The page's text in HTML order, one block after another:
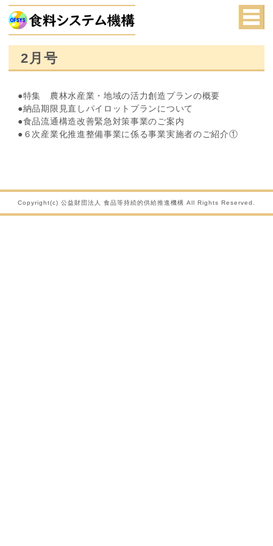
2月号
●特集 農林水産業・地域の活力創造プランの概要
●納品期限見直しパイロットプランについて
●食品流通構造改善緊急対策事業のご案内
●６次産業化推進整備事業に係る事業実施者のご紹介①
Copyright(c) 公益財団法人 食品等持続的供給推進機構 All Rights Reserved.